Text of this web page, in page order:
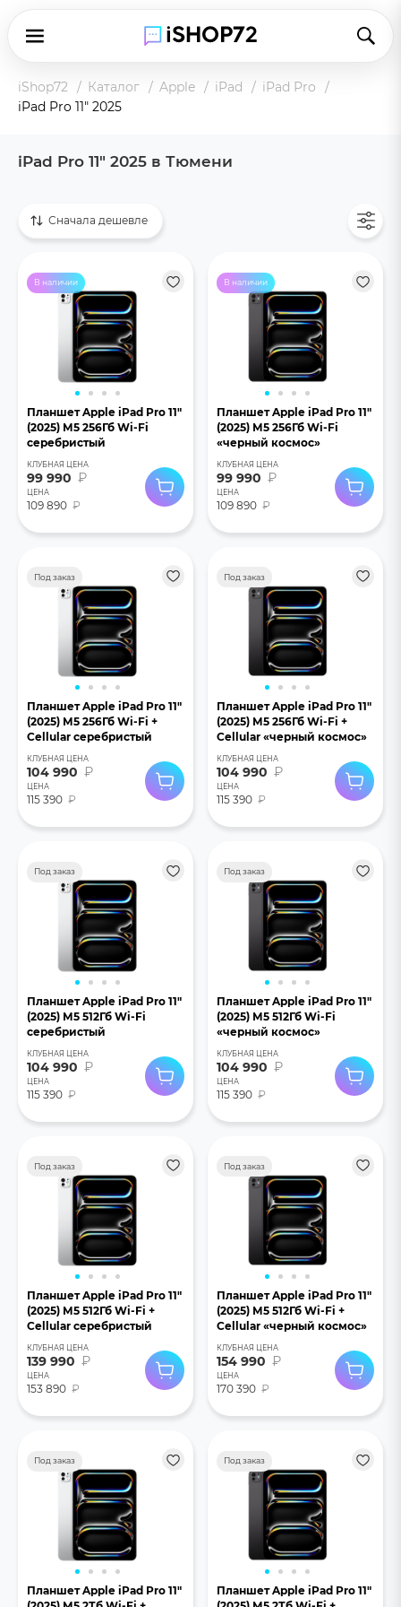
iShop72 Каталог Apple iPad
iPad Pro
iPad Pro 11" 2025
iPad Pro 11" 2025 в Тюмени
Сначала дешевле
В наличии
Планшет Apple iPad Pro 11"
(2025) М5 256Гб Wi-Fi
серебристый
КЛУБНАЯ ЦЕНА
99 990 ₽
ЦЕНА
109 890 ₽
В наличии
Планшет Apple iPad Pro 11"
(2025) М5 256Гб Wi-Fi
«черный космос»
КЛУБНАЯ ЦЕНА
99 990 ₽
ЦЕНА
109 890 ₽
Под заказ
Планшет Apple iPad Pro 11"
(2025) М5 256Гб Wi-Fi +
Cellular серебристый
КЛУБНАЯ ЦЕНА
104 990 ₽
ЦЕНА
115 390 ₽
Под заказ
Планшет Apple iPad Pro 11"
(2025) М5 256Гб Wi-Fi +
Cellular «черный космос»
КЛУБНАЯ ЦЕНА
104 990 ₽
ЦЕНА
115 390 ₽
Под заказ
Планшет Apple iPad Pro 11"
(2025) М5 512Гб Wi-Fi
серебристый
КЛУБНАЯ ЦЕНА
104 990 ₽
ЦЕНА
115 390 ₽
Под заказ
Планшет Apple iPad Pro 11"
(2025) М5 512Гб Wi-Fi
«черный космос»
КЛУБНАЯ ЦЕНА
104 990 ₽
ЦЕНА
115 390 ₽
Под заказ
Планшет Apple iPad Pro 11"
(2025) М5 512Гб Wi-Fi +
Cellular серебристый
КЛУБНАЯ ЦЕНА
139 990 ₽
ЦЕНА
153 890 ₽
Под заказ
Планшет Apple iPad Pro 11"
(2025) М5 512Гб Wi-Fi +
Cellular «черный космос»
КЛУБНАЯ ЦЕНА
154 990 ₽
ЦЕНА
170 390 ₽
Под заказ
Планшет Apple iPad Pro 11"
Под заказ
Планшет Apple iPad Pro 11"